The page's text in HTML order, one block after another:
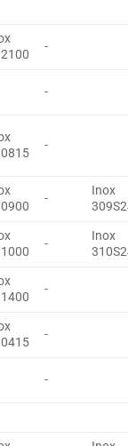
-
-
-
-
Inox
-
Inox
-
-
-